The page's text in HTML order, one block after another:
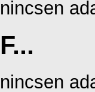
nincsen
F...
nincsen